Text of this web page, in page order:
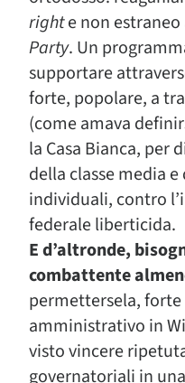
righte non
Party. Un
supportare
forte, popolare, a
(come amava
la Casa Bianca, per
della classe media
individuali, contro
federale liberticida.
E d’altronde,
combattente
permettersela,
amministrativo in
visto vincere
governatoriali in